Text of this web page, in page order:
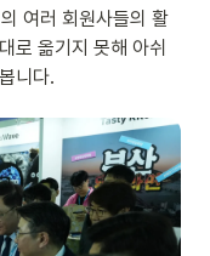
여러 회원사들의 활
로 옮기지 못해 아쉬
니다.